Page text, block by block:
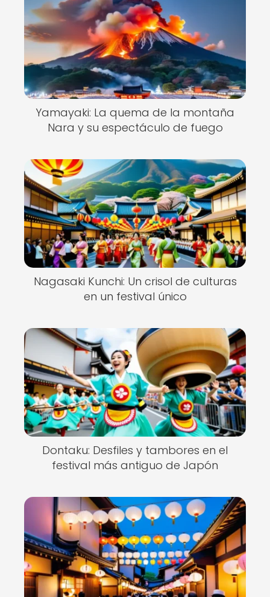
Yamayaki: La quema de la montaña
Nara y su espectáculo de fuego
Nagasaki Kunchi: Un crisol de culturas
en un festival único
Dontaku: Desfiles y tambores en el
festival más antiguo de Japón